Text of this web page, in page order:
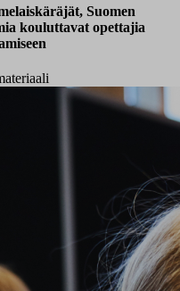
Suomen
kouluttavat opettajia